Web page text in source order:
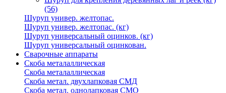
(56)
Шуруп универ. желтопас.
Шуруп универ. желтопас. (кг)
Шуруп универсальный оцинков. (кг)
Шуруп универсальный оцинкован.
Сварочные аппараты
Скоба металаллическая
Скоба металаллическая
Скоба метал. двухлапковая СМД
Скоба метал. однолапковая СМО